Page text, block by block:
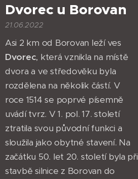
Dvorec u Borovan
21.06.2022
Asi 2 km od Borovan leží ves
Dvorec, která vznikla na místě
dvora a ve středověku byla
rozdělena na několik částí. V
roce 1514 se poprvé písemně
uvádí tvrz. V 1. pol. 17. století
ztratila svou původní funkci a
sloužila jako obytné stavení. Na
začátku 50. let 20. století byla při
stavbě silnice z Borovan do